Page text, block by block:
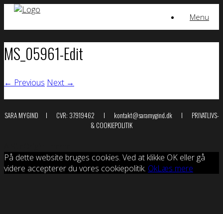
Skip
content
Menu
MS_05961-Edit
← Previous Next →
SARA MYGIND I CVR: 37919462 I kontakt@saramygind.dk I PRIVATLIVS-
& COOKIEPOLITIK
På dette website bruges cookies. Ved at klikke OK eller gå
videre accepterer du vores cookiepolitik. OkLæs mere